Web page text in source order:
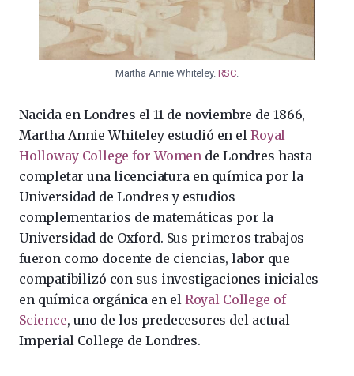
Martha Annie Whiteley. RSC.
Nacida en Londres el 11 de noviembre de 1866,
Martha Annie Whiteley estudió en elRoyal
Holloway College for Women de Londres hasta
completar una licenciatura en química por la
Universidad de Londres y estudios
complementarios de matemáticas por la
Universidad de Oxford. Sus primeros trabajos
fueron como docente de ciencias, labor que
compatibilizó con sus investigaciones iniciales
en química orgánica en el Royal College of
Science, uno de los predecesores del actual
Imperial College de Londres.